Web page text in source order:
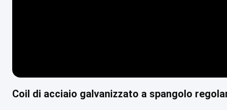
Coil di acciaio galvanizzato a spangolo